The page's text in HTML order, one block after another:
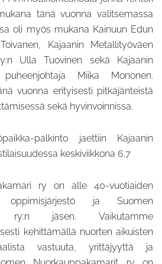
tänä vuonna valitsemassa
oli myös mukana Kainuun Edun
Kajaanin Metallityöväen
Ulla Tuovinen sekä Kajaanin
puheenjohtaja Miika Mononen.
vuonna erityisesti pitkäjänteistä
sekä hyvinvoinnissa.
palkinto jaettiin Kajaanin
keskiviikkona 6.7
ry on alle 40-vuotiaiden
oppimisjärjestö ja Suomen
ry:n jäsen. Vaikutamme
kehittämällä nuorten aikuisten
vastuuta, yrittäjyyttä ja